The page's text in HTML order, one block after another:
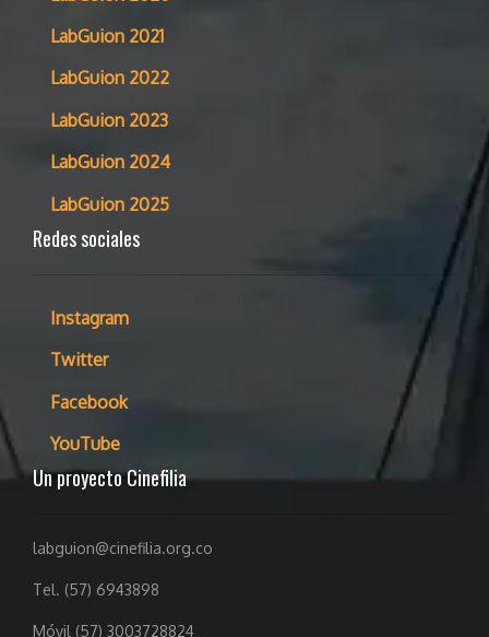
LabGuion 2021
LabGuion 2022
LabGuion 2023
LabGuion 2024
LabGuion 2025
Redes sociales
Instagram
Twitter
Facebook
YouTube
Un proyecto Cinefilia
labguion@cinefilia.org.co
Tel. (57) 6943898
Móvil (57) 3003728824